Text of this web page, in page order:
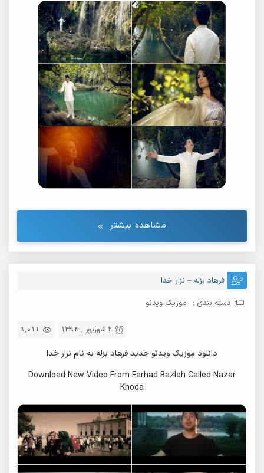
مشاهده بیشتر
فرهاد بزله – نزار خدا
دسته بندی : موزیک ویدئو
9,011 2 شهریور , 1394
دانلود موزیک ویدئو جدید فرهاد بزله به نام نزار خدا
Download New Video From Farhad Bazleh Called Nazar
Khoda